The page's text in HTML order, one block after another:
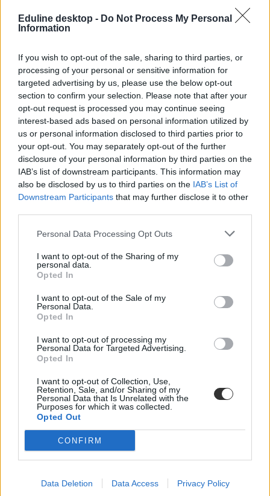
Eduline desktop - Do Not Process My Personal
Information
If you wish to opt-out of the sale, sharing to third parties, or
processing of your personal or sensitive information for
targeted advertising by us, please use the below opt-out
section to confirm your selection. Please note that after your
opt-out request is processed you may continue seeing
interest-based ads based on personal information utilized by
us or personal information disclosed to third parties prior to
your opt-out. You may separately opt-out of the further
disclosure of your personal information by third parties on the
IAB’s list of downstream participants. This information may
also be disclosed by us to third parties on the IAB’s List of
Downstream Participants that may further disclose it to other
Personal Data Processing Opt Outs
I want to opt-out of the Sharing of my
personal data.
Opted In
I want to opt-out of the Sale of my
Personal Data.
Opted In
I want to opt-out of processing my
Personal Data for Targeted Advertising.
Opted In
I want to opt-out of Collection, Use,
Retention, Sale, and/or Sharing of my
Personal Data that Is Unrelated with the
Purposes for which it was collected.
Opted Out
CONFIRM
Data Deletion Data Access Privacy Policy
olvasás
12-18 évesek oltása
oltás az iskolákban
iskolai oltás